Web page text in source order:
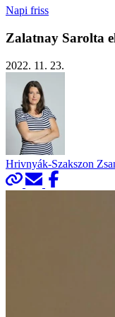
Napi friss
Zalatnay Sarolta
2022. 11. 23.
Hrivnyák-Szakszon